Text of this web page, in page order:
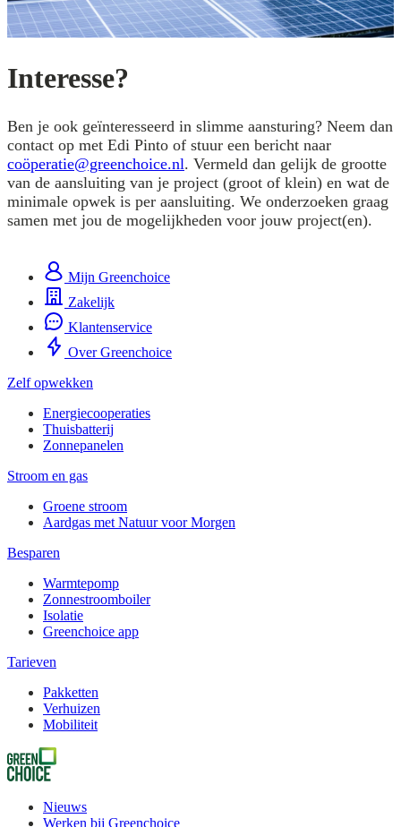
Interesse?
Ben je ook geïnteresseerd in slimme aansturing? Neem dan
contact op met Edi Pinto of stuur een bericht naar
coöperatie@greenchoice.nl. Vermeld dan gelijk de grootte
van de aansluiting van je project (groot of klein) en wat de
minimale opwek is per aansluiting. We onderzoeken graag
samen met jou de mogelijkheden voor jouw project(en).
Mijn Greenchoice
Zakelijk
Klantenservice
Over Greenchoice
Zelf opwekken
Energiecooperaties
Thuisbatterij
Zonnepanelen
Stroom en gas
Groene stroom
Aardgas met Natuur voor Morgen
Besparen
Warmtepomp
Zonnestroomboiler
Isolatie
Greenchoice app
Tarieven
Pakketten
Verhuizen
Mobiliteit
Nieuws
Werken bij Greenchoice